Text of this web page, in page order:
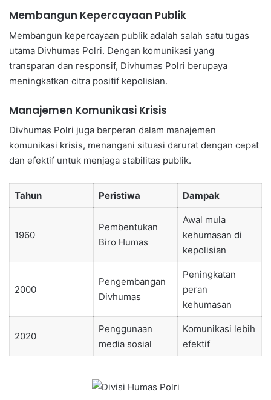
Membangun Kepercayaan Publik
Membangun kepercayaan publik adalah salah satu tugas
utama Divhumas Polri. Dengan komunikasi yang
transparan dan responsif, Divhumas Polri berupaya
meningkatkan citra positif kepolisian.
Manajemen Komunikasi Krisis
Divhumas Polri juga berperan dalam manajemen
komunikasi krisis, menangani situasi darurat dengan cepat
dan efektif untuk menjaga stabilitas publik.
Tahun Peristiwa Dampak
1960
Pembentukan
Biro Humas
Awal mula
kehumasan di
kepolisian
2000
Pengembangan
Divhumas
Peningkatan
peran
kehumasan
2020
Penggunaan
media sosial
Komunikasi lebih
efektif